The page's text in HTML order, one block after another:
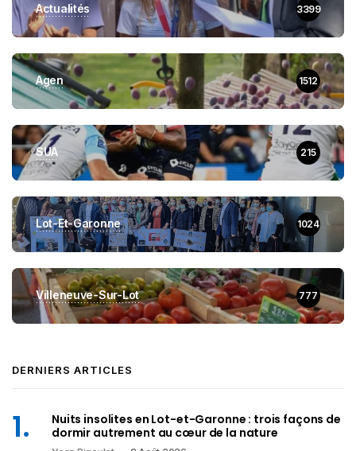
Actualités 3399
Agen 1512
SUA 215
Lot-Et-Garonne 1024
Villeneuve-Sur-Lot 777
DERNIERS ARTICLES
Nuits insolites en Lot-et-Garonne : trois façons de
dormir autrement au cœur de la nature